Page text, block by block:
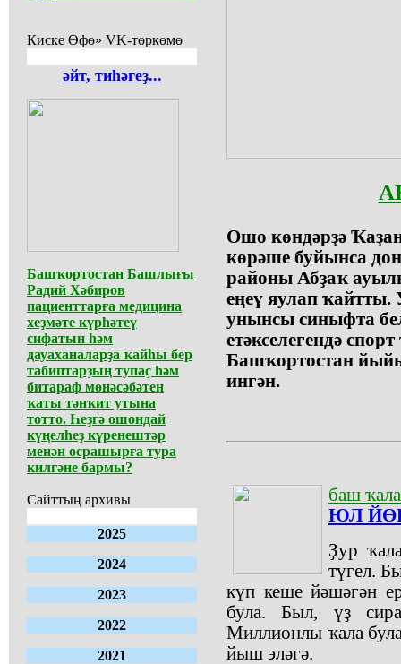
Киске Өфө» VK-төркөмө
әйт, тиһәгеҙ...
Башҡортостан Башлығы
Радий Хәбиров
пациенттарға медицина
хеҙмәте күрһәтеү
сифатын һәм
дауаханаларҙа ҡайһы бер
табиптарҙың тупаҫ һәм
битараф мөнәсәбәтен
ҡаты тәнҡит утына
тотто. Һеҙгә ошондай
күңелһеҙ күренештәр
менән осрашырға тура
килгәне бармы?
Сайттың архивы
2025
2024
2023
2022
2021
Ошо көндәрҙә
көрәше буйынса
районы Абҙаҡ
еңеү яулап ҡайтты.
унынсы синыфта
етәкселегендә
Башҡортостан
ингән.
баш
ЮЛ
Ҙур
түгел.
күп кеше йәшәгән
була. Был, үҙ
Миллионлы ҡала
йыш эләгә.